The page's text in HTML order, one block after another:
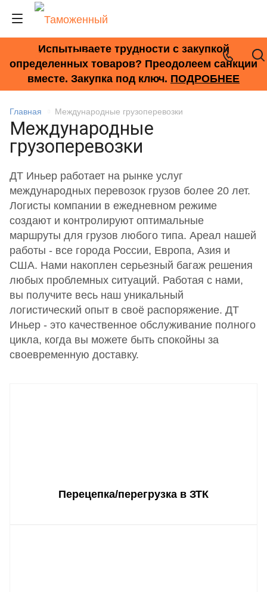
+7 (495) 278-33-33
Испытываете трудности с закупкой
определенных товаров? Преодолеем санкции
вместе. Закупка под ключ. ПОДРОБНЕЕ
Главная Международные грузоперевозки
Международные
грузоперевозки
ДТ Иньер работает на рынке услуг
международных перевозок грузов более 20 лет.
Логисты компании в ежедневном режиме
создают и контролируют оптимальные
маршруты для грузов любого типа. Ареал нашей
работы - все города России, Европа, Азия и
США. Нами накоплен серьезный багаж решения
любых проблемных ситуаций. Работая с нами,
вы получите весь наш уникальный
логистический опыт в своё распоряжение. ДТ
Иньер - это качественное обслуживание полного
цикла, когда вы можете быть спокойны за
своевременную доставку.
Перецепка/перегрузка в ЗТК